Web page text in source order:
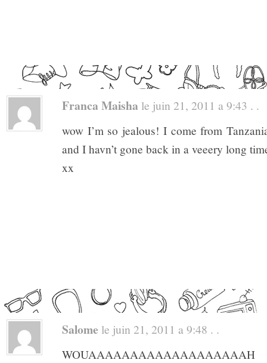
Franca Maisha le juin 21, 2011 a 9:43 . .
wow I’m so jealous! I come from
and I havn’t gone back in a veeery long
xx
Salome le juin 21, 2011 a 9:48 . .
WOUAAAAAAAAAAAAAAAAAAAH